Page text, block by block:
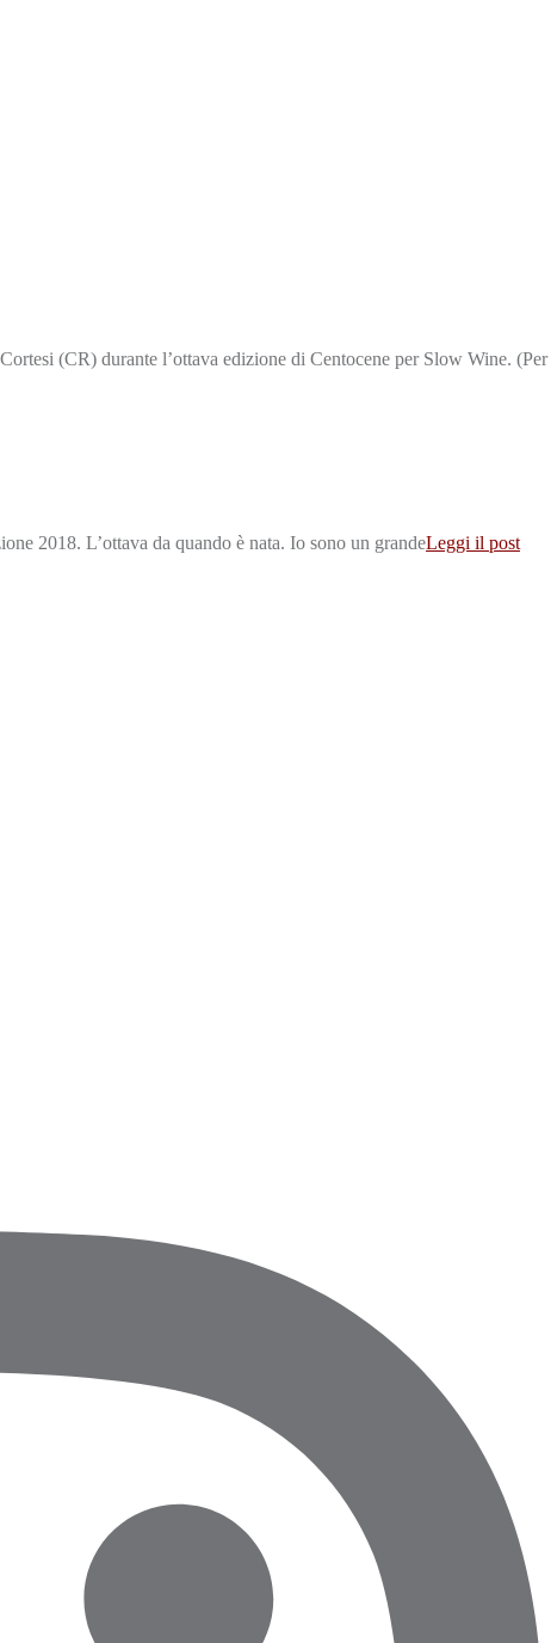
(CR) durante l’ottava edizione di Centocene per Slow Wine. (Per
2018. L’ottava da quando è nata. Io sono un grandeLeggi il post